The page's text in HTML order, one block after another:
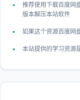
推荐使用下载百度网
版本解压本站软件
如果这个资源百度网
本站提供的学习资源